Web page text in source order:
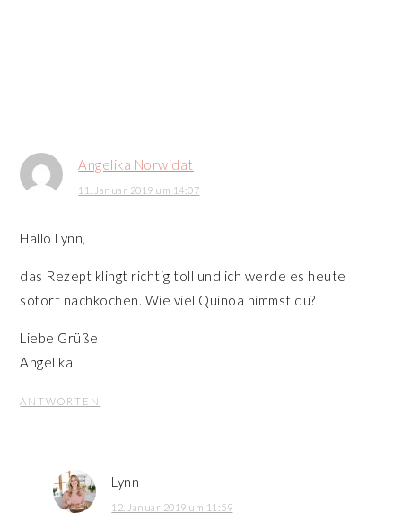
Angelika Norwidat
11. Januar 2019 um 14:07
Hallo Lynn,
das Rezept klingt richtig toll und ich werde es heute
sofort nachkochen. Wie viel Quinoa nimmst du?
Liebe Grüße
Angelika
ANTWORTEN
Lynn
12. Januar 2019 um 11:59